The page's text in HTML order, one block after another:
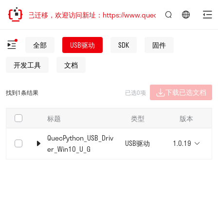
站地址已迁移，欢迎访问新址：https://www.quectel.com.cn
全部 USB驱动 SDK
固件
开发工具
文档
找到1条结果 已选0项 下载已选文档
标题 类型
版本
QuecPython_USB_Driv
er_Win10_U_G
USB驱动 1.0.19